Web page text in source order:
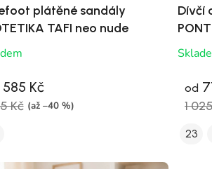
plátěné sandály
TAFI neo nude
585 Kč
Kč (až –40 %)
Dívčí
od
1
23